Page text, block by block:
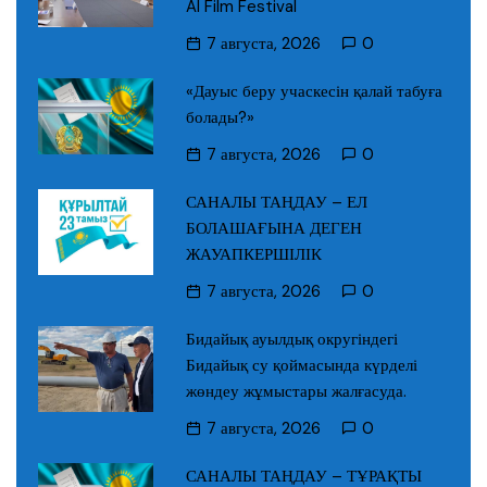
AI Film Festival
7 августа, 2026
0
«Дауыс беру учаскесін қалай табуға
болады?»
7 августа, 2026
0
САНАЛЫ ТАҢДАУ – ЕЛ
БОЛАШАҒЫНА ДЕГЕН
ЖАУАПКЕРШІЛІК
7 августа, 2026
0
Бидайық ауылдық округіндегі
Бидайық су қоймасында күрделі
жөндеу жұмыстары жалғасуда.
7 августа, 2026
0
САНАЛЫ ТАҢДАУ – ТҰРАҚТЫ